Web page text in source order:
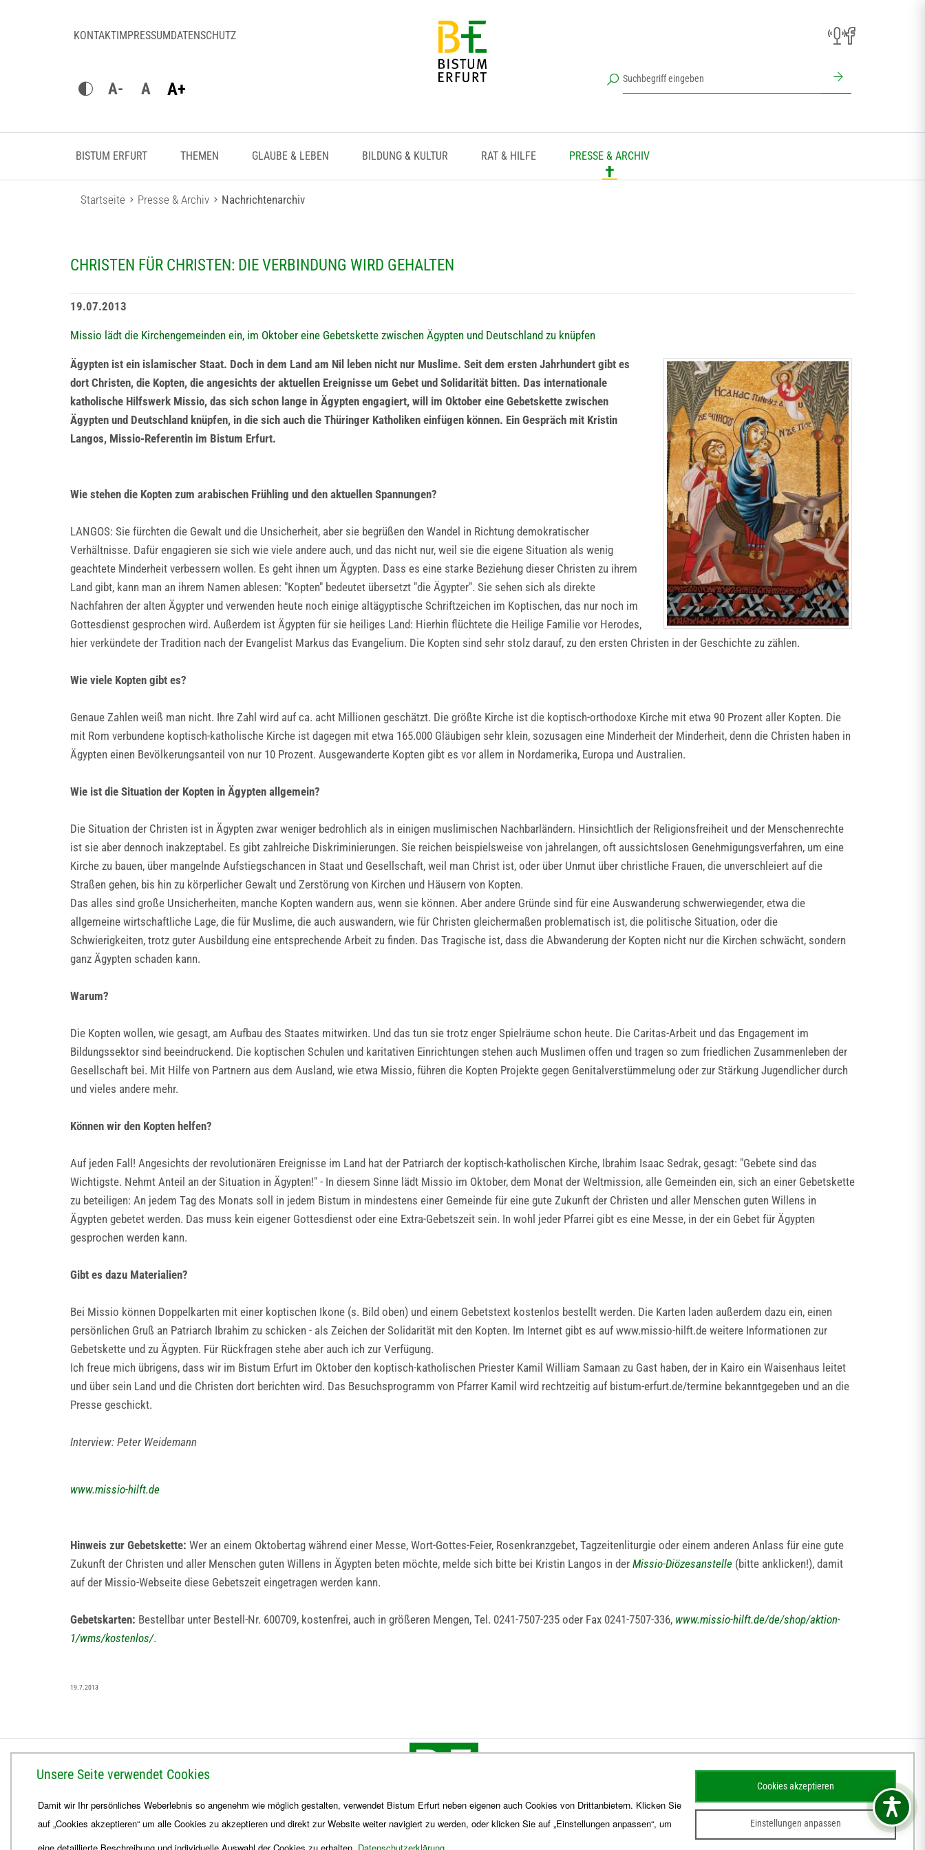
KONTAKTIMPRESSUMDATENSCHUTZ
A- A A+
BISTUM ERFURT THEMEN GLAUBE & LEBEN BILDUNG & KULTUR RAT & HILFE PRESSE & ARCHIV
Startseite Presse & Archiv Nachrichtenarchiv
CHRISTEN FÜR CHRISTEN: DIE VERBINDUNG WIRD GEHALTEN
19.07.2013
Missio lädt die Kirchengemeinden ein, im Oktober eine Gebetskette zwischen Ägypten und Deutschland zu knüpfen
Ägypten ist ein islamischer Staat. Doch in dem Land am Nil leben nicht nur Muslime. Seit dem ersten Jahrhundert gibt es
dort Christen, die Kopten, die angesichts der aktuellen Ereignisse um Gebet und Solidarität bitten. Das internationale
katholische Hilfswerk Missio, das sich schon lange in Ägypten engagiert, will im Oktober eine Gebetskette zwischen
Ägypten und Deutschland knüpfen, in die sich auch die Thüringer Katholiken einfügen können. Ein Gespräch mit Kristin
Langos, Missio-Referentin im Bistum Erfurt.
Wie stehen die Kopten zum arabischen Frühling und den aktuellen Spannungen?
LANGOS: Sie fürchten die Gewalt und die Unsicherheit, aber sie begrüßen den Wandel in Richtung demokratischer
Verhältnisse. Dafür engagieren sie sich wie viele andere auch, und das nicht nur, weil sie die eigene Situation als wenig
geachtete Minderheit verbessern wollen. Es geht ihnen um Ägypten. Dass es eine starke Beziehung dieser Christen zu ihrem
Land gibt, kann man an ihrem Namen ablesen: "Kopten" bedeutet übersetzt "die Ägypter". Sie sehen sich als direkte
Nachfahren der alten Ägypter und verwenden heute noch einige altägyptische Schriftzeichen im Koptischen, das nur noch im
Gottesdienst gesprochen wird. Außerdem ist Ägypten für sie heiliges Land: Hierhin flüchtete die Heilige Familie vor Herodes,
hier verkündete der Tradition nach der Evangelist Markus das Evangelium. Die Kopten sind sehr stolz darauf, zu den ersten Christen in der Geschichte zu zählen.
Wie viele Kopten gibt es?
Genaue Zahlen weiß man nicht. Ihre Zahl wird auf ca. acht Millionen geschätzt. Die größte Kirche ist die koptisch-orthodoxe Kirche mit etwa 90 Prozent aller Kopten. Die
mit Rom verbundene koptisch-katholische Kirche ist dagegen mit etwa 165.000 Gläubigen sehr klein, sozusagen eine Minderheit der Minderheit, denn die Christen haben in
Ägypten einen Bevölkerungsanteil von nur 10 Prozent. Ausgewanderte Kopten gibt es vor allem in Nordamerika, Europa und Australien.
Wie ist die Situation der Kopten in Ägypten allgemein?
Die Situation der Christen ist in Ägypten zwar weniger bedrohlich als in einigen muslimischen Nachbarländern. Hinsichtlich der Religionsfreiheit und der Menschenrechte
ist sie aber dennoch inakzeptabel. Es gibt zahlreiche Diskriminierungen. Sie reichen beispielsweise von jahrelangen, oft aussichtslosen Genehmigungsverfahren, um eine
Kirche zu bauen, über mangelnde Aufstiegschancen in Staat und Gesellschaft, weil man Christ ist, oder über Unmut über christliche Frauen, die unverschleiert auf die
Straßen gehen, bis hin zu körperlicher Gewalt und Zerstörung von Kirchen und Häusern von Kopten.
Das alles sind große Unsicherheiten, manche Kopten wandern aus, wenn sie können. Aber andere Gründe sind für eine Auswanderung schwerwiegender, etwa die
allgemeine wirtschaftliche Lage, die für Muslime, die auch auswandern, wie für Christen gleichermaßen problematisch ist, die politische Situation, oder die
Schwierigkeiten, trotz guter Ausbildung eine entsprechende Arbeit zu finden. Das Tragische ist, dass die Abwanderung der Kopten nicht nur die Kirchen schwächt, sondern
ganz Ägypten schaden kann.
Warum?
Die Kopten wollen, wie gesagt, am Aufbau des Staates mitwirken. Und das tun sie trotz enger Spielräume schon heute. Die Caritas-Arbeit und das Engagement im
Bildungssektor sind beeindruckend. Die koptischen Schulen und karitativen Einrichtungen stehen auch Muslimen offen und tragen so zum friedlichen Zusammenleben der
Gesellschaft bei. Mit Hilfe von Partnern aus dem Ausland, wie etwa Missio, führen die Kopten Projekte gegen Genitalverstümmelung oder zur Stärkung Jugendlicher durch
und vieles andere mehr.
Können wir den Kopten helfen?
Auf jeden Fall! Angesichts der revolutionären Ereignisse im Land hat der Patriarch der koptisch-katholischen Kirche, Ibrahim Isaac Sedrak, gesagt: "Gebete sind das
Wichtigste. Nehmt Anteil an der Situation in Ägypten!" - In diesem Sinne lädt Missio im Oktober, dem Monat der Weltmission, alle Gemeinden ein, sich an einer Gebetskette
zu beteiligen: An jedem Tag des Monats soll in jedem Bistum in mindestens einer Gemeinde für eine gute Zukunft der Christen und aller Menschen guten Willens in
Ägypten gebetet werden. Das muss kein eigener Gottesdienst oder eine Extra-Gebetszeit sein. In wohl jeder Pfarrei gibt es eine Messe, in der ein Gebet für Ägypten
gesprochen werden kann.
Gibt es dazu Materialien?
Bei Missio können Doppelkarten mit einer koptischen Ikone (s. Bild oben) und einem Gebetstext kostenlos bestellt werden. Die Karten laden außerdem dazu ein, einen
persönlichen Gruß an Patriarch Ibrahim zu schicken - als Zeichen der Solidarität mit den Kopten. Im Internet gibt es auf www.missio-hilft.de weitere Informationen zur
Gebetskette und zu Ägypten. Für Rückfragen stehe aber auch ich zur Verfügung.
Ich freue mich übrigens, dass wir im Bistum Erfurt im Oktober den koptisch-katholischen Priester Kamil William Samaan zu Gast haben, der in Kairo ein Waisenhaus leitet
und über sein Land und die Christen dort berichten wird. Das Besuchsprogramm von Pfarrer Kamil wird rechtzeitig auf bistum-erfurt.de/termine bekanntgegeben und an die
Presse geschickt.
Interview: Peter Weidemann
www.missio-hilft.de
Hinweis zur Gebetskette: Wer an einem Oktobertag während einer Messe, Wort-Gottes-Feier, Rosenkranzgebet, Tagzeitenliturgie oder einem anderen Anlass für eine gute
Zukunft der Christen und aller Menschen guten Willens in Ägypten beten möchte, melde sich bitte bei Kristin Langos in der Missio-Diözesanstelle (bitte anklicken!), damit
auf der Missio-Webseite diese Gebetszeit eingetragen werden kann.
Gebetskarten: Bestellbar unter Bestell-Nr. 600709, kostenfrei, auch in größeren Mengen, Tel. 0241-7507-235 oder Fax 0241-7507-336, www.missio-hilft.de/de/shop/aktion-
1/wms/kostenlos/.
19.7.2013
BISTUM ERFURT
Bischöfliches Ordinariat
Herrmannsplatz 9, 99084 Erfurt
Unsere Seite verwendet Cookies
Damit wir Ihr persönliches Weberlebnis so angenehm wie möglich gestalten, verwendet Bistum Erfurt neben eigenen auch Cookies von Drittanbietern. Klicken Sie
auf „Cookies akzeptieren“ um alle Cookies zu akzeptieren und direkt zur Website weiter navigiert zu werden, oder klicken Sie auf „Einstellungen anpassen“, um
eine detaillierte Beschreibung und individuelle Auswahl der Cookies zu erhalten. Datenschutzerklärung
Einstellungen anpassen
Cookies akzeptieren